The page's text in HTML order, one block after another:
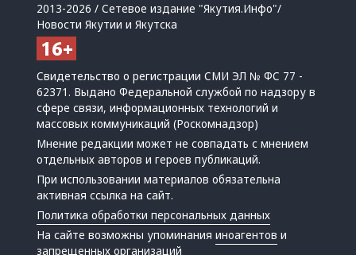
2013-2026 / Сетевое издание "Якутия.Инфо"/
Новости Якутии и Якутска
Свидетельство о регистрации СМИ ЭЛ № ФС 77 -
62371. Выдано Федеральной службой по надзору в
сфере связи, информационных технологий и
массовых коммуникаций (Роскомнадзор)
Мнение редакции может не совпадать с мнением
отдельных авторов и героев публикаций.
При использовании материалов обязательна
активная ссылка на сайт.
Политика обработки персональных данных
На сайте возможны упоминанияиноагентов и
запрещенных организаций